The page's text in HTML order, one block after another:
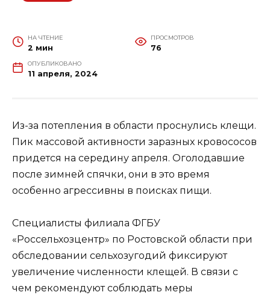
НА ЧТЕНИЕ
2 мин
ПРОСМОТРОВ
76
ОПУБЛИКОВАНО
11 апреля, 2024
Из-за потепления в области проснулись клещи.
Пик массовой активности заразных кровососов
придется на середину апреля. Оголодавшие
после зимней спячки, они в это время
особенно агрессивны в поисках пищи.
Специалисты филиала ФГБУ
«Россельхозцентр» по Ростовской области при
обследовании сельхозугодий фиксируют
увеличение численности клещей. В связи с
чем рекомендуют соблюдать меры